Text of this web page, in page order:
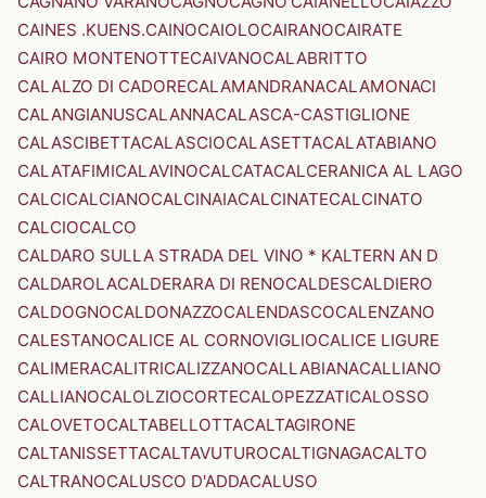
CAINES .KUENS.CAINOCAIOLOCAIRANOCAIRATE
CAIRO MONTENOTTECAIVANOCALABRITTO
CALALZO DI CADORECALAMANDRANACALAMONACI
CALANGIANUSCALANNACALASCA-CASTIGLIONE
CALASCIBETTACALASCIOCALASETTACALATABIANO
CALATAFIMICALAVINOCALCATACALCERANICA AL LAGO
CALCICALCIANOCALCINAIACALCINATECALCINATO
CALCIOCALCO
CALDARO SULLA STRADA DEL VINO * KALTERN AN D
CALDAROLACALDERARA DI RENOCALDESCALDIERO
CALDOGNOCALDONAZZOCALENDASCOCALENZANO
CALESTANOCALICE AL CORNOVIGLIOCALICE LIGURE
CALIMERACALITRICALIZZANOCALLABIANACALLIANO
CALLIANOCALOLZIOCORTECALOPEZZATICALOSSO
CALOVETOCALTABELLOTTACALTAGIRONE
CALTANISSETTACALTAVUTUROCALTIGNAGACALTO
CALTRANOCALUSCO D'ADDACALUSO